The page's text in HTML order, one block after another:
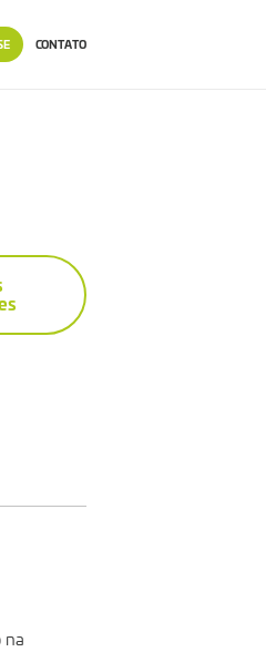
CONTATO
na